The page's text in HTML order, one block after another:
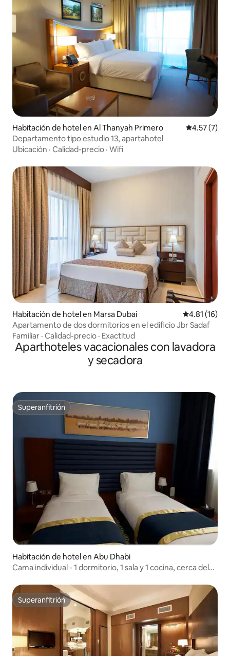
Habitación de hotel en Al Thanyah Primero Calificación
4.57 (7)
Departamento tipo estudio 13, apartahotel
Ubicación · Calidad-precio · Wifi
Habitación de hotel en Marsa Dubai Calificación
4.81 (16)
Apartamento de dos dormitorios en el edificio Jbr Sadaf
Familiar · Calidad-precio · Exactitud
Aparthoteles vacacionales con lavadora
y secadora
Superanfitrión
Superanfitrión
Habitación de hotel en Abu Dhabi
Cama individual - 1 dormitorio, 1 sala y 1 cocina, cerca del
Superanfitrión
Superanfitrión